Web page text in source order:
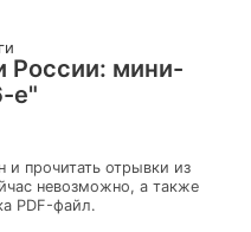
России: мини-
е"
прочитать отрывки из
невозможно, а также
PDF-файл.